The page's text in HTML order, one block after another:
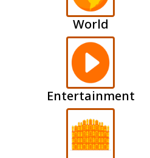
World
Entertainment